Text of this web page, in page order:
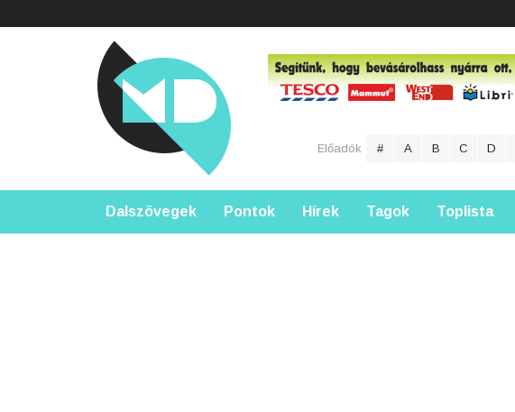
Előadók # A B C D
Dalszövegek Pontok Hírek Tagok Toplista